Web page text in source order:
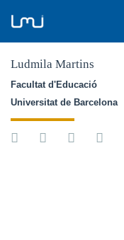
Ludmila Martins
Facultat d'Educació
Universitat de Barcelona